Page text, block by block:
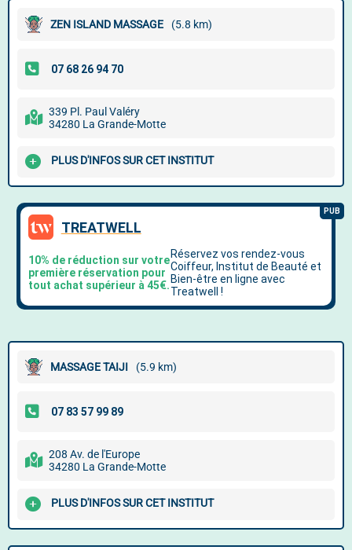
ZEN ISLAND MASSAGE (5.8 km)
339 Pl. Paul Valéry
34280 La Grande-Motte
PLUS D'INFOS SUR CET INSTITUT
MASSAGE TAIJI (5.9 km)
208 Av. de l'Europe
34280 La Grande-Motte
PLUS D'INFOS SUR CET INSTITUT